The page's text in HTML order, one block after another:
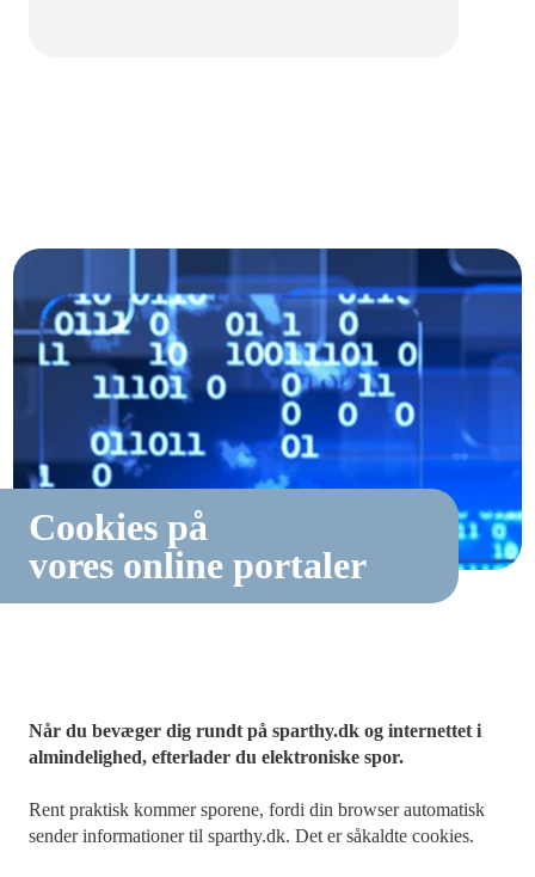
Cookies på
vores online portaler
Når du bevæger dig rundt på sparthy.dk og internettet i
almindelighed, efterlader du elektroniske spor.
Rent praktisk kommer sporene, fordi din browser automatisk
sender informationer til sparthy.dk. Det er såkaldte cookies.